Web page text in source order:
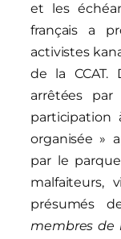
et les
français a
activistes
de la CCAT.
arrêtées
participation
organisée »
par le
malfaiteurs,
présumés
membres de